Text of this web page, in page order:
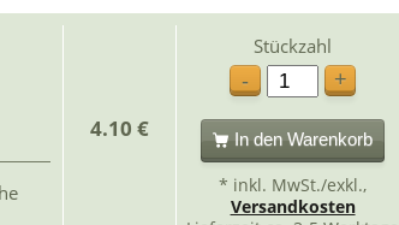
4.10 €
Stückzahl
-
+
In den Warenkorb
* inkl. MwSt./exkl.,
Versandkosten